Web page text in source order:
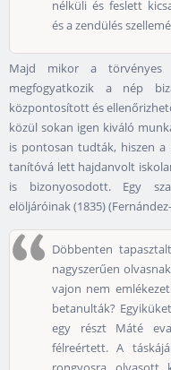
nélküli és feslett
és a zendülés
Majd mikor a
megfogyatkozik a nép
központosított és
közül sokan igen kiváló
is pontosan tudták, hiszen a
tanítóvá lett hajdanvolt
is bizonyosodott. Egy
elöljáróinak (1835)
Döbbenten
nagyszerűen
vajon nem
betanulták?
egy részt Máté
félreértett. A